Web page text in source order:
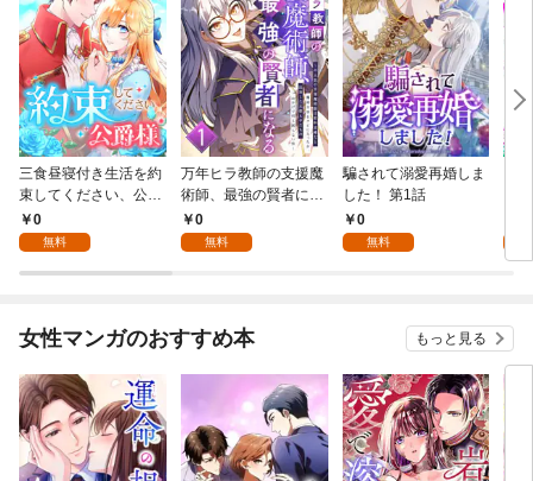
三食昼寝付き生活を約
束してください、公爵
様 1話
0
無料
万年ヒラ教師の支援魔
術師、最強の賢者にな
る～不人気の支援魔術
師は給料泥棒だと魔術
らない件～ 第1話
0
無料
騙されて溺愛再婚しま
した！ 第1話
0
無料
女性マンガのおすすめ本 もっと見る